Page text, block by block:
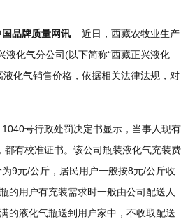
国品牌质量网讯 近日，西藏农牧业生产
液化气分公司(以下简称“西藏正兴液化
液化气销售价格，依据相关法律法规，对
号行政处罚决定书显示，当事人现有
都有校准证书。该公司瓶装液化气充装费
9元/公斤，居民用户一般按8元/公斤收
的用户有充装需求时一般由公司配送人
的液化气瓶送到用户家中，不收取配送